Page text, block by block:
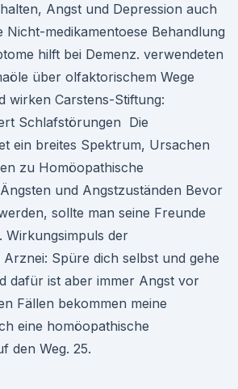
Angst und Depression auch
medikamentoese Behandlung
hilft bei Demenz. verwendeten
über olfaktorischem Wege
wirken Carstens-Stiftung:
Schlafstörungen Die
ein breites Spektrum, Ursachen
zu Homöopathische
und Angstzuständen Bevor
sollte man seine Freunde
Wirkungsimpuls der
Spüre dich selbst und gehe
dafür ist aber immer Angst vor
Fällen bekommen meine
eine homöopathische
den Weg. 25.